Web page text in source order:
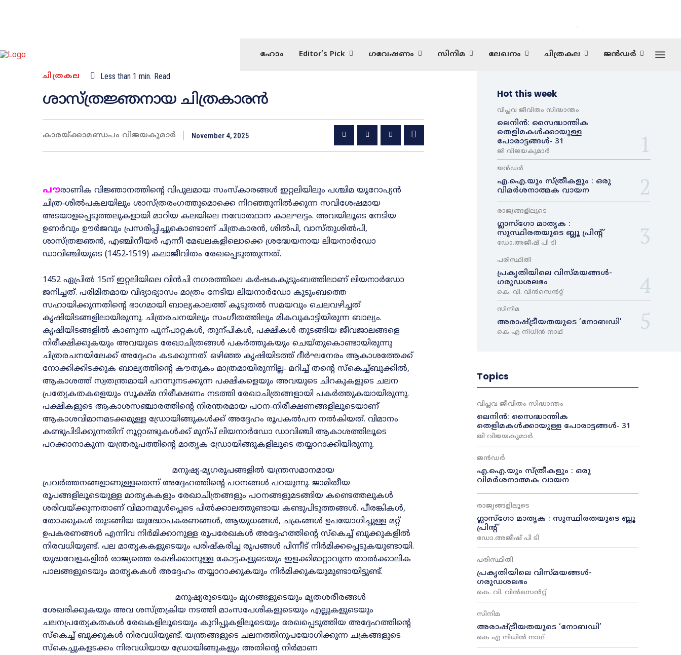
.
ഹോം Editor’s Pick ഗവേഷണം സിനിമ ലേഖനം ചിത്രകല ജൻഡർ
ചിത്രകല Less than 1 min. Read
ശാസ്‌ത്രജ്ഞനായ ചിത്രകാരൻ
കാരയ്‌ക്കാമണ്ഡപം വിജയകുമാർ November 4, 2025
പൗരാണിക വിജ്ഞാനത്തിന്റെ വിപുലമായ സംസ്‌കാരങ്ങൾ ഇറ്റലിയിലും പശ്ചിമ യൂറോപ്യൻ
ചിത്ര‐ശിൽപകലയിലും ശാസ്‌ത്രരംഗത്തുമൊക്കെ നിറഞ്ഞുനിൽക്കുന്ന സവിശേഷമായ
അടയാളപ്പെടുത്തലുകളായി മാറിയ കലയിലെ നവോത്ഥാന കാലഘട്ടം. അവയിലൂടെ നേടിയ
ഉണർവും ഊർജവും പ്രസരിപ്പിച്ചുകൊണ്ടാണ്‌ ചിത്രകാരൻ, ശിൽപി, വാസ്‌തുശിൽപി,
ശാസ്‌ത്രജ്ഞൻ, എഞ്ചിനീയർ എന്നീ മേഖലകളിലൊക്കെ ശ്രദ്ധേയനായ ലിയനാർഡോ
ഡാവിഞ്ചിയുടെ (1452‐1519) കലാജീവിതം രേഖപ്പെടുത്തുന്നത്‌.
1452 ഏപ്രിൽ 15ന്‌ ഇറ്റലിയിലെ വിൻചി നഗരത്തിലെ കർഷകകുടുംബത്തിലാണ്‌ ലിയനാർഡോ
ജനിച്ചത്‌. പരിമിതമായ വിദ്യാഭ്യാസം മാത്രം നേടിയ ലിയനാർഡോ കുടുംബത്തെ
സഹായിക്കുന്നതിന്റെ ഭാഗമായി ബാല്യകാലത്ത്‌ കൂടുതൽ സമയവും ചെലവഴിച്ചത്‌
കൃഷിയിടങ്ങളിലായിരുന്നു. ചിത്രരചനയിലും സംഗീതത്തിലും മികവുകാട്ടിയിരുന്ന ബാല്യം.
കൃഷിയിടങ്ങളിൽ കാണുന്ന പൂന്പാറ്റകൾ, തുന്പികൾ, പക്ഷികൾ തുടങ്ങിയ ജീവജാലങ്ങളെ
നിരീക്ഷിക്കുകയും അവയുടെ രേഖാചിത്രങ്ങൾ പകർത്തുകയും ചെയ്‌തുകൊണ്ടായിരുന്നു
ചിത്രരചനയിലേക്ക്‌ അദ്ദേഹം കടക്കുന്നത്‌. ഒഴിഞ്ഞ കൃഷിയിടത്ത്‌ ദീർഘനേരം ആകാശത്തേക്ക്‌
നോക്കിക്കിടക്കുക ബാല്യത്തിന്റെ കൗതുകം മാത്രമായിരുന്നില്ല‐ മറിച്ച്‌ തന്റെ സ്‌കെച്ച്‌ബുക്കിൽ,
ആകാശത്ത്‌ സ്വതന്ത്രമായി പറന്നുനടക്കുന്ന പക്ഷികളെയും അവയുടെ ചിറകുകളുടെ ചലന
പ്രത്യേകതകളെയും സൂക്ഷ്‌മ നിരീക്ഷണം നടത്തി രേഖാചിത്രങ്ങളായി പകർത്തുകയായിരുന്നു.
പക്ഷികളുടെ ആകാശസഞ്ചാരത്തിന്റെ നിരന്തരമായ പഠന‐നിരീക്ഷണങ്ങളിലൂടെയാണ്‌
ആകാശവിമാനമടക്കമുള്ള ഡ്രോയിങ്ങുകൾക്ക്‌ അദ്ദേഹം രൂപകൽപന നൽകിയത്‌. വിമാനം
കണ്ടുപിടിക്കുന്നതിന്‌ നൂറ്റാണ്ടുകൾക്ക്‌ മുന്പ്‌ ലിയനാർഡോ ഡാവിഞ്ചി ആകാശത്തിലൂടെ
പറക്കാനാകുന്ന യന്ത്രരൂപത്തിന്റെ മാതൃക ഡ്രോയിങ്ങുകളിലൂടെ തയ്യാറാക്കിയിരുന്നു.
മനുഷ്യ‐മൃഗരൂപങ്ങളിൽ യന്ത്രസമാനമായ
പ്രവർത്തനങ്ങളാണുള്ളതെന്ന്‌ അദ്ദേഹത്തിന്റെ പഠനങ്ങൾ പറയുന്നു. ജാമിതീയ
രൂപങ്ങളിലൂടെയുള്ള മാതൃകകളും രേഖാചിത്രങ്ങളും പഠനങ്ങളുമടങ്ങിയ കണ്ടെത്തലുകൾ
ശരിവയ്‌ക്കുന്നതാണ്‌ വിമാനമുൾപ്പെടെ പിൽക്കാലത്തുണ്ടായ കണ്ടുപിടുത്തങ്ങൾ. പീരങ്കികൾ,
തോക്കുകൾ തുടങ്ങിയ യുദ്ധോപകരണങ്ങൾ, ആയുധങ്ങൾ, ചക്രങ്ങൾ ഉപയോഗിച്ചുള്ള മറ്റ്‌
ഉപകരണങ്ങൾ എന്നിവ നിർമിക്കാനുള്ള രൂപരേഖകൾ അദ്ദേഹത്തിന്റെ സ്‌കെച്ച്‌ ബുക്കുകളിൽ
നിരവധിയുണ്ട്‌. പല മാതൃകകളുടെയും പരിഷ്‌കരിച്ച രൂപങ്ങൾ പിന്നീട്‌ നിർമിക്കപ്പെടുകയുണ്ടായി.
യുദ്ധവേളകളിൽ രാജ്യത്തെ രക്ഷിക്കാനുള്ള കോട്ടകളുടെയും ഇളക്കിമാറ്റാവുന്ന താൽക്കാലിക
പാലങ്ങളുടെയും മാതൃകകൾ അദ്ദേഹം തയ്യാറാക്കുകയും നിർമിക്കുകയുമുണ്ടായിട്ടുണ്ട്.
മനുഷ്യരുടെയും മൃഗങ്ങളുടെയും മൃതശരീരങ്ങൾ
ശേഖരിക്കുകയും അവ ശസ്‌ത്രക്രിയ നടത്തി മാംസപേശികളുടെയും എല്ലുകളുടെയും
ചലനപ്രത്യേകതകൾ രേഖകളിലൂടെയും കുറിപ്പുകളിലൂടെയും രേഖപ്പെടുത്തിയ അദ്ദേഹത്തിന്റെ
സ്‌കെച്ച്‌ ബുക്കുകൾ നിരവധിയുണ്ട്‌. യന്ത്രങ്ങളുടെ ചലനത്തിനുപയോഗിക്കുന്ന ചക്രങ്ങളുടെ
സ്‌കെച്ചുകളടക്കം നിരവധിയായ ഡ്രോയിങ്ങുകളും അതിന്റെ നിർമാണ
Hot this week
വിപ്ലവ ജീവിതം സിദ്ധാന്തം
ലെനിൻ: സൈദ്ധാന്തിക
തെളിമകൾക്കായുള്ള
പോരാട്ടങ്ങൾ‐ 31
ജി വിജയകുമാർ
ജൻഡർ
എ.ഐ.യും സ്ത്രീകളും : ഒരു
വിമർശനാത്മക വായന
രാജ്യങ്ങളിലൂടെ
ഗ്ലാസ്ഗോ മാതൃക :
സുസ്ഥിരതയുടെ ബ്ലൂ പ്രിന്റ്
ഡോ.അജീഷ് പി ടി
പരിസ്ഥിതി
പ്രകൃതിയിലെ വിസ്മയങ്ങൾ-
ഗരുഡശലഭം
കെ. വി. വിൻസെൻറ്റ്
സിനിമ
അരാഷ്‌ട്രീയതയുടെ ‘നോബഡി’
കെ എ നിധിൻ നാഥ്‌
Topics
വിപ്ലവ ജീവിതം സിദ്ധാന്തം
ലെനിൻ: സൈദ്ധാന്തിക
തെളിമകൾക്കായുള്ള പോരാട്ടങ്ങൾ‐ 31
ജി വിജയകുമാർ
ജൻഡർ
എ.ഐ.യും സ്ത്രീകളും : ഒരു
വിമർശനാത്മക വായന
രാജ്യങ്ങളിലൂടെ
ഗ്ലാസ്ഗോ മാതൃക : സുസ്ഥിരതയുടെ ബ്ലൂ
പ്രിന്റ്
ഡോ.അജീഷ് പി ടി
പരിസ്ഥിതി
പ്രകൃതിയിലെ വിസ്മയങ്ങൾ-
ഗരുഡശലഭം
കെ. വി. വിൻസെൻറ്റ്
സിനിമ
അരാഷ്‌ട്രീയതയുടെ ‘നോബഡി’
കെ എ നിധിൻ നാഥ്‌